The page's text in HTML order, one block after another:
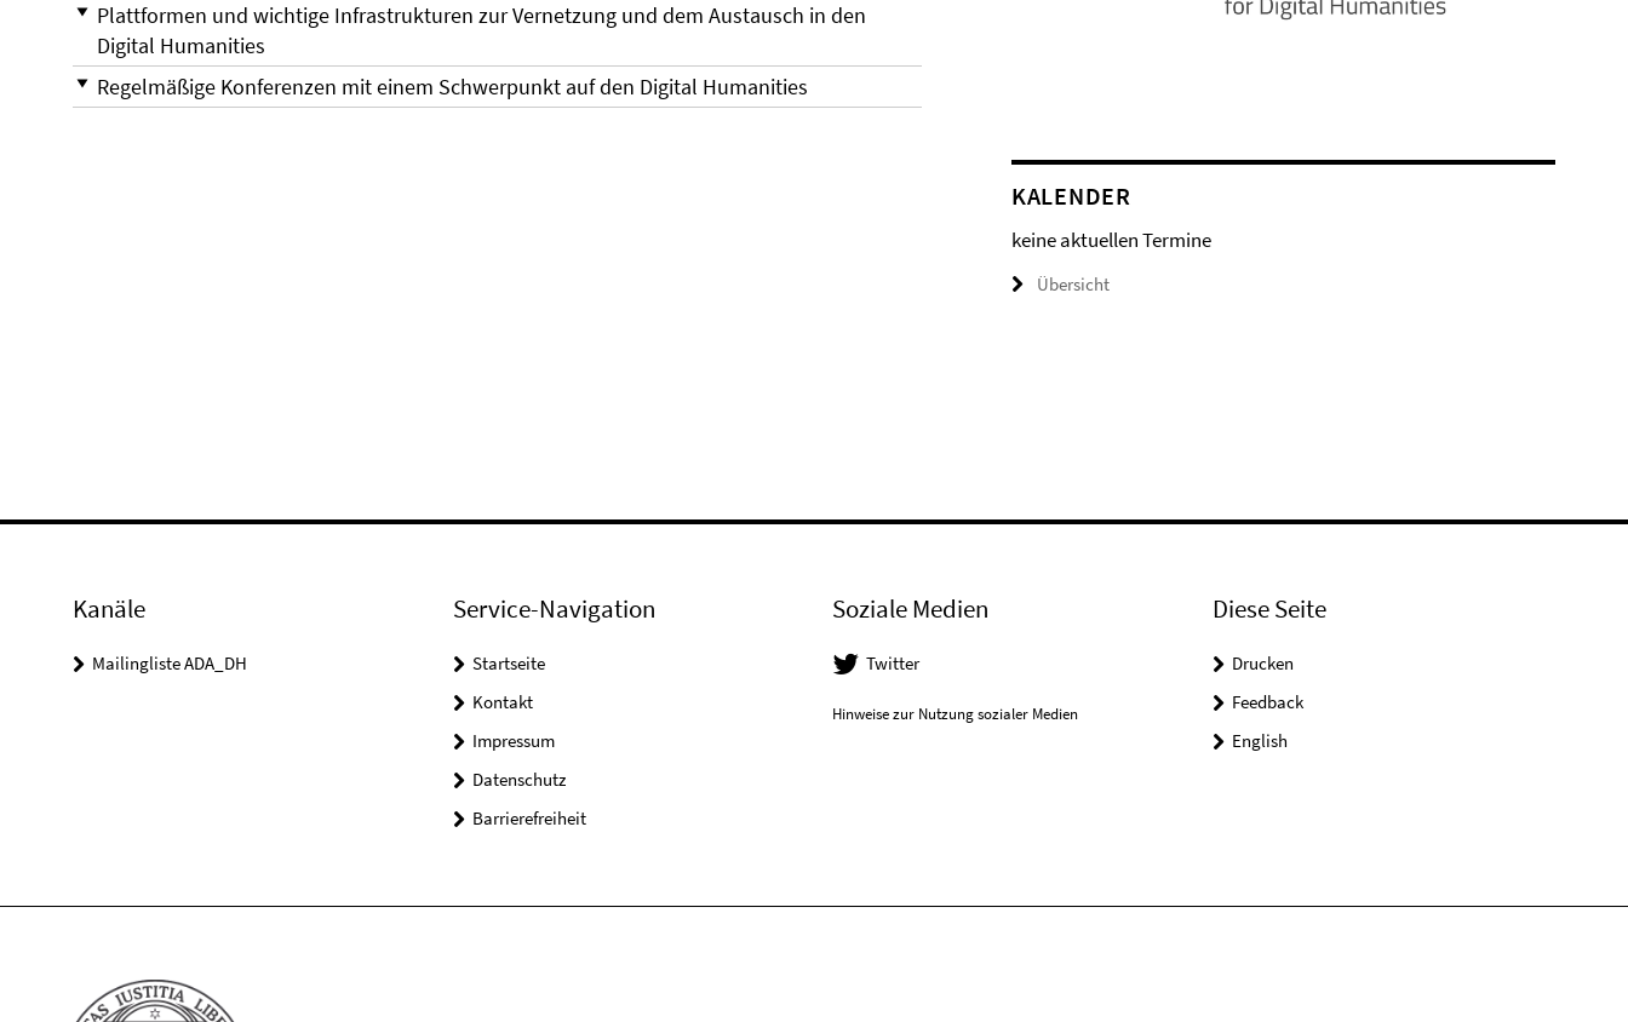
Plattformen und wichtige Infrastrukturen zur Vernetzung und dem Austausch in den
Digital Humanities
Regelmäßige Konferenzen mit einem Schwerpunkt auf den Digital Humanities
KALENDER
keine aktuellen Termine
Übersicht
Kanäle
Mailingliste ADA_DH
Service-Navigation
Startseite
Kontakt
Impressum
Datenschutz
Barrierefreiheit
Soziale Medien
Twitter
Hinweise zur Nutzung sozialer Medien
Diese Seite
Drucken
Feedback
English